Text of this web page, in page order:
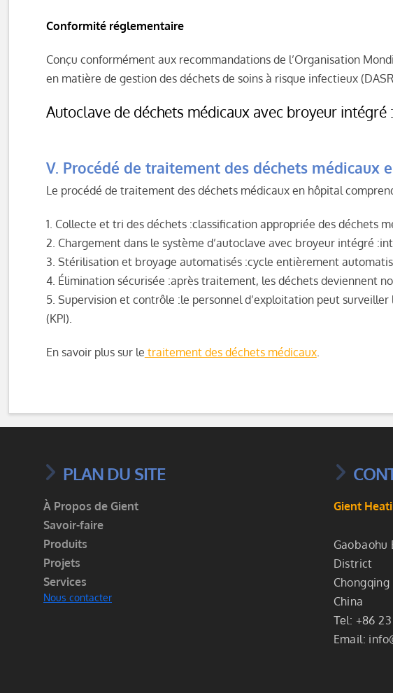
Conformité réglementaire
Conçu conformément aux recommandations de l’Organisation
en matière de gestion des déchets de soins à risque infectieux
Autoclave de déchets médicaux avec broyeur
V. Procédé de traitement des déchets médicaux
Le procédé de traitement des déchets médicaux en hôpital
1. Collecte et tri des déchets :classification appropriée des déchets
2. Chargement dans le système d’autoclave avec broyeur intégré
3. Stérilisation et broyage automatisés :cycle entièrement
4. Élimination sécurisée :après traitement, les déchets deviennent
5. Supervision et contrôle :le personnel d’exploitation peut
(KPI).
En savoir plus sur le traitement des déchets médicaux.
PLAN DU SITE
À Propos de Gient
Savoir-faire
Produits
Projets
Services
Nous contacter
Gient
Gaobaohu
District
Chongqing
China
Теl: +86
Email: